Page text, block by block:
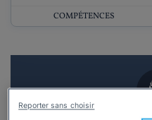
COMPÉTENCES
Reporter sans choisir